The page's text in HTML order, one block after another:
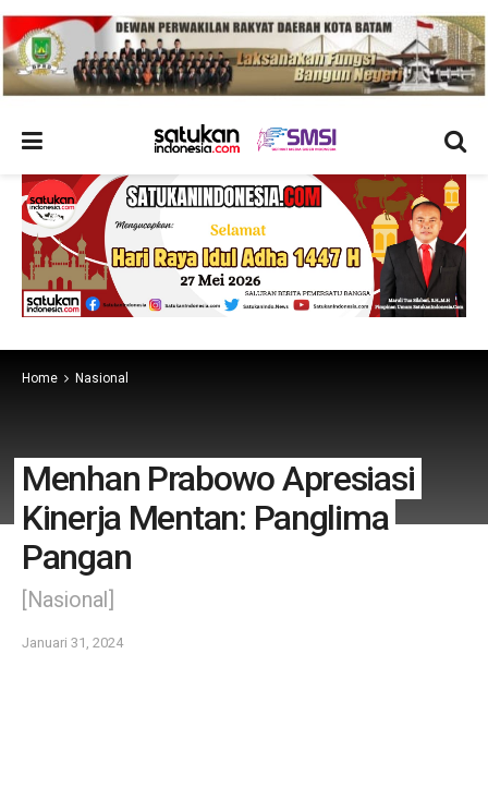
Home Nasional
Menhan Prabowo Apresiasi
Kinerja Mentan: Panglima
Pangan
[Nasional]
Januari 31, 2024